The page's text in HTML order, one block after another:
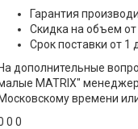
Гарантия
Скидка на объем от
Срок поставки от 1
На дополнительные
MATRIX" менеджер
Московскому времени
0 0